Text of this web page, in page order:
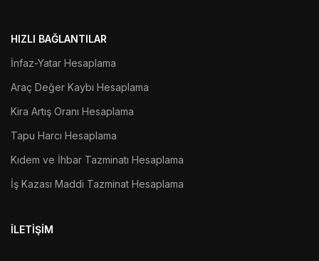
HIZLI BAĞLANTILAR
İnfaz-Yatar Hesaplama
Araç Değer Kaybı Hesaplama
Kira Artış Oranı Hesaplama
Tapu Harcı Hesaplama
Kıdem ve İhbar Tazminatı Hesaplama
İş Kazası Maddi Tazminat Hesaplama
İLETIŞIM